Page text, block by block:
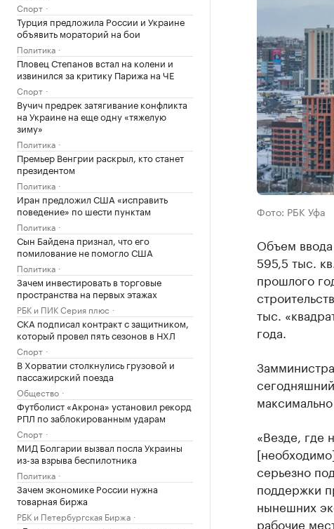
Спорт
Турция предложила России и Украине
объявить мораторий на бои
Политика
Пловец Степанов встал на колени и
извинился за критику Парижа на ЧЕ
Спорт
Вучич предрек затягивание конфликта
на Украине на еще одну «тяжелую
зиму»
Политика
Премьер Венгрии раскрыл, кто станет
президентом
Политика
Иран предложил США «исправить
поведение» по шести пунктам
Политика
Сын Байдена признал, что его
помилование не помогло США
Политика
Зачем инвестировать в торговые
пространства на первых этажах
РБК и ПИК Серия плюс
СКА подписал контракт с защитником,
который провел пять сезонов в НХЛ
Спорт
В Хорватии столкнулись грузовой и
пассажирский поезда
Общество
Футболист «Акрона» установил рекорд
РПЛ по заблокированным ударам
Спорт
МИД Болгарии вызвал посла Украины
из-за взрыва беспилотника
Политика
Зачем экономике России нужна
товарная биржа
РБК и Петербургская Биржа
Фото: РБК Уфа
Объем
595,5 тыс.
прошлого
тыс.
года.
«Везде, где
серьезно
поддержки
нынешних
рабочие